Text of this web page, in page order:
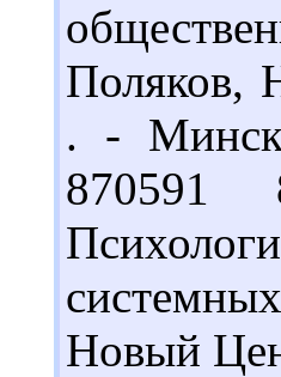
Поляков,
. -
Новый